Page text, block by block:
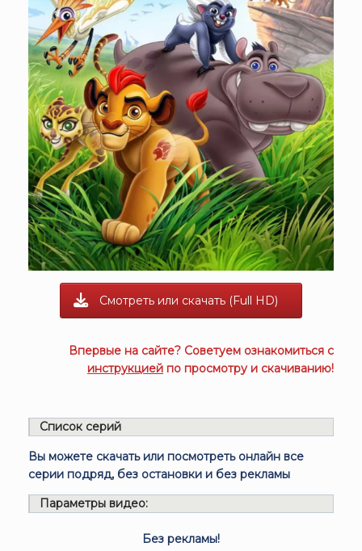
Смотреть или скачать (Full HD)
Впервые на сайте? Советуем ознакомиться с
инструкцией по просмотру и скачиванию!
Список серий
Вы можете скачать или посмотреть онлайн все
серии подряд, без остановки и без рекламы
Параметры видео:
Без рекламы!